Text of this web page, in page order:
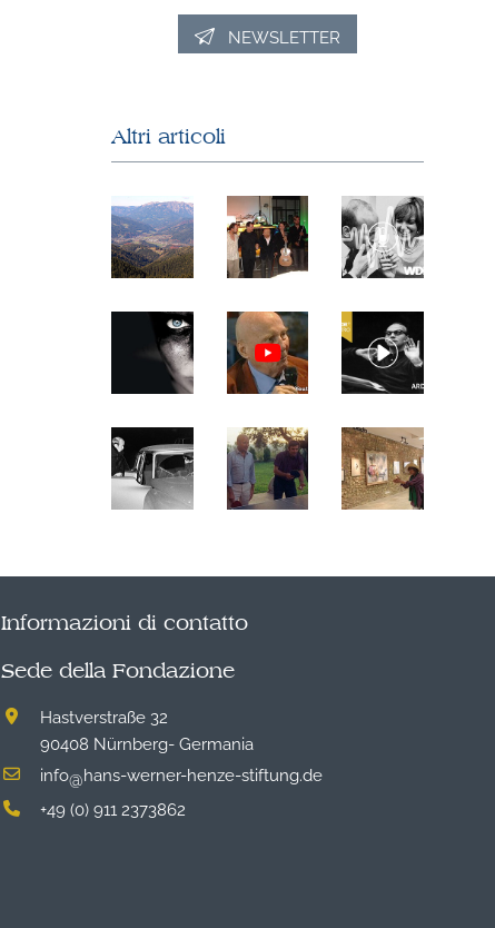
NEWSLETTER
Altri articoli
Informazioni di contatto
Sede della Fondazione
Hastverstraße 32
90408 Nürnberg- Germania
info@hans-werner-henze-stiftung.de
+49 (0) 911 2373862